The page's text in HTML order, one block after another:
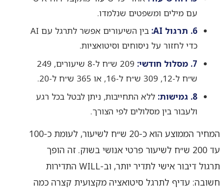
עם מילים ומשפטים שנלמדו.
6. תרגול AI:
בין השיעורים אפשר לתרגל עם AI
כדי לחזור על ניסוחים וסיטואציות.
7. מסלול חודשי:
209 ש״ח ל-8 שיעורים, 249
ש״ח ל-12, 309 ש״ח ל-16, או 365 ש״ח ל-20.
8. גמישות:
ללא התחייבות, ניתן לבטל בכל רגע
ולעבור בין מסלולים לפי הצורך.
המחיר הממוצע הוא כ-20 ש״ח לשיעור, לעומת כ-100
עד 200 ש״ח לשיעור פרטי אנושי בשוק. זה הופך
תרגול דיבור אישי לתדיר יותר, וב-WILL התדירות
חשובה: עדיף לתרגל סיטואציה מקצועית קצרה כמה